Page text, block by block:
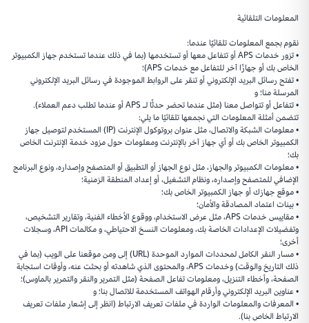
المعلومات التلقائية
نقوم بجمع المعلومات تلقائيًا عندما:
• تزور خدمات APS أو تتفاعل معها أو تستخدمها (بما في ذلك عندما تستخدم جهاز الكمبيوتر
الخاص بك أو جهازًا آخر للتفاعل مع خدمات APS)؛
• تفتح رسائل البريد الإلكتروني أو تنقر على الروابط الموجودة في رسائل البريد الإلكتروني
المرسلة منا؛ و
• تتفاعل أو تتواصل معنا (مثل عندما تحضر حدثًا لـ APS أو عندما تطلب دعم العملاء).
تتضمن أمثلة المعلومات التي نجمعها تلقائيًا ما يلي:
• معلومات الشبكة والاتصال، مثل عنوان بروتوكول الإنترنت (IP) المستخدم لتوصيل جهاز
الكمبيوتر الخاص بك أو أي جهاز آخر بالإنترنت ومعلومات حول مزود خدمة الإنترنت الخاص
بك؛
• معلومات الكمبيوتر والجهاز، مثل نوع الجهاز أو التطبيق أو المتصفح وإصداره، ونوع البرنامج
الإضافي للمتصفح وإصداره، ونظام التشغيل، أو إعداد المنطقة الزمنية؛
• موقع جهازك أو جهاز الكمبيوتر الخاص بك؛
• بينات اعتماد المصادقة والأمان؛
• مقاييس خدمات APS، مثل عرض الاستخدام، ووقوع الأخطاء الفنية، وتقارير التشخيص،
وتفضيلات الإعدادات الخاصة بك، ومعلومات النسخ الاحتياطي، و مكالمات API، وسجلات
أخرى؛
• مسار النقر الكامل لمحددات الموارد الموحدة (URL) إلى ومن موقعنا على الويب (بما في
ذلك التاريخ والوقت) وخدمات APS، والمحتوى الذي شاهدته أو بحثت عنه، وأوقات استجابة
الصفحة، وأخطاء التنزيل، ومعلومات تفاعل الصفحة (مثل التمرير والنقر والتمرير بالماوس)؛
• عناوين البريد الإلكتروني وأرقام الهواتف المستخدمة للاتصال بنا؛ و
• المعرفات والمعلومات الواردة في ملفات تعريف الارتباط (انظر إلى إشعار ملفات تعريف
الارتباط الخاص بنا).